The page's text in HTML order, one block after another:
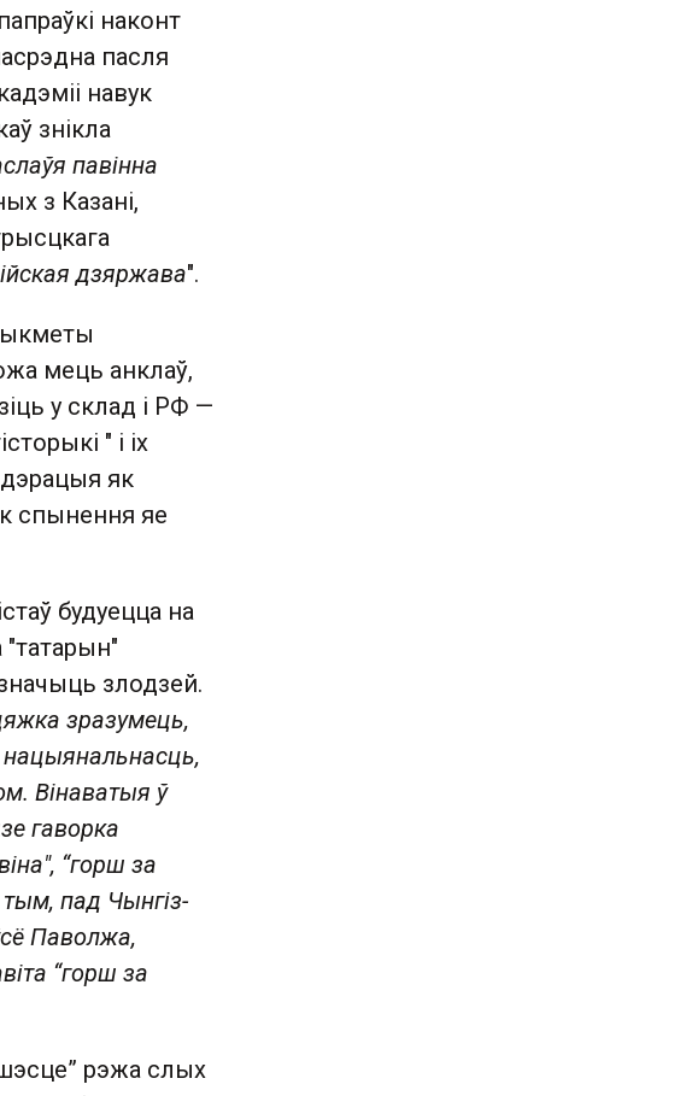
наконт
пасля
навук
знікла
павінна
з Казані,
дзяржава".
мець анклаў,
у склад і РФ —
" і іх
як
спынення яе
будуецца на
злодзей.
зразумець,
нацыянальнасць,
Вінаватыя ў
гаворка
“горш за
пад Чынгіз-
Паволжа,
“горш за
рэжа слых